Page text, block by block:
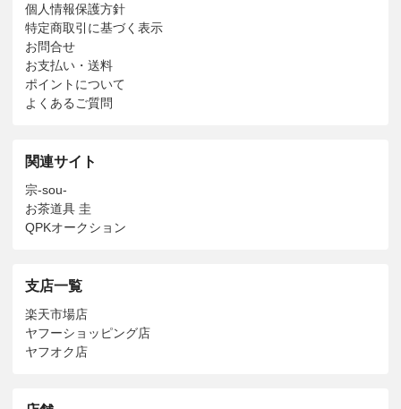
個人情報保護方針
特定商取引に基づく表示
お問合せ
お支払い・送料
ポイントについて
よくあるご質問
関連サイト
宗-sou-
お茶道具 圭
QPKオークション
支店一覧
楽天市場店
ヤフーショッピング店
ヤフオク店